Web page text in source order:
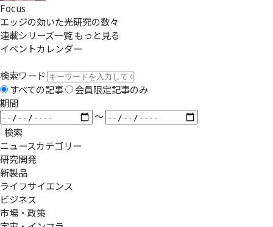
Focus
エッジの効いた光研究の数々
連載シリーズ一覧もっと見る
イベントカレンダー
検索ワード
すべての記事
会員限定記事のみ
期間
〜
検索
ニュースカテゴリー
研究開発
新製品
ライフサイエンス
ビジネス
市場・政策